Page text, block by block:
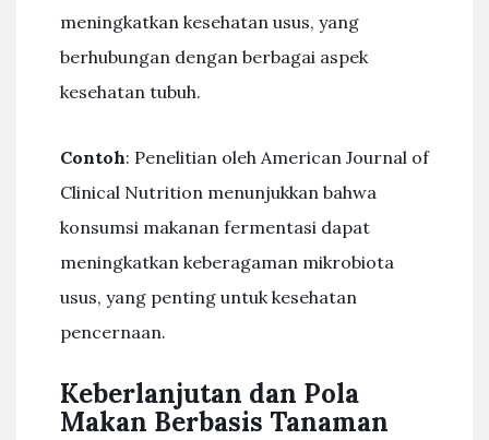
meningkatkan kesehatan usus, yang
berhubungan dengan berbagai aspek
kesehatan tubuh.
Contoh: Penelitian oleh American Journal of
Clinical Nutrition menunjukkan bahwa
konsumsi makanan fermentasi dapat
meningkatkan keberagaman mikrobiota
usus, yang penting untuk kesehatan
pencernaan.
Keberlanjutan dan Pola
Makan Berbasis Tanaman